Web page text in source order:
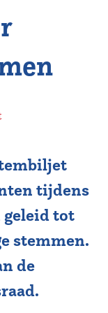
tijdens
geleid tot
stemmen.
de